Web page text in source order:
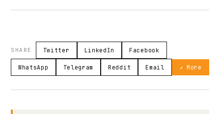
SHARE Twitter LinkedIn Facebook
WhatsApp Telegram Reddit Email ↗ More